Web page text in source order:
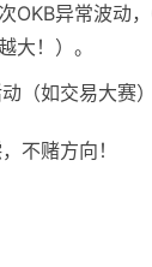
OKB异常波动
大！）。
（如交易大赛
不赌方向！